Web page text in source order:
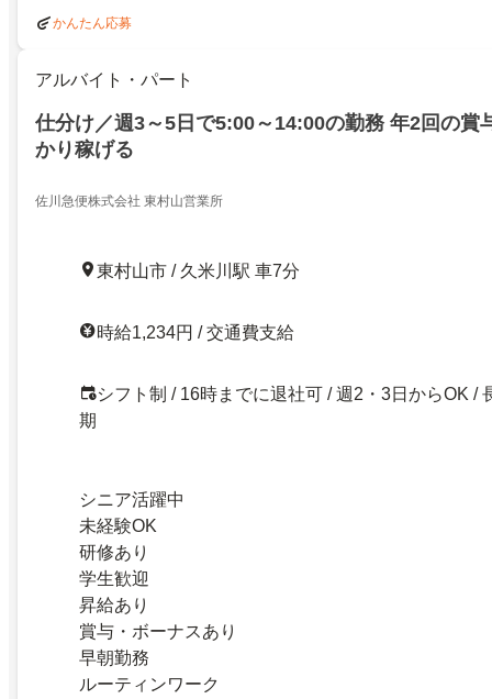
かんたん応募
アルバイト・パート
仕分け／週3～5日で5:00～14:00の勤務 年2回の賞
かり稼げる
佐川急便株式会社 東村山営業所
東村山市 / 久米川駅 車7分
時給1,234円 / 交通費支給
シフト制 / 16時までに退社可 / 週2・3日からOK /
期
シニア活躍中
未経験OK
研修あり
学生歓迎
昇給あり
賞与・ボーナスあり
早朝勤務
ルーティンワーク